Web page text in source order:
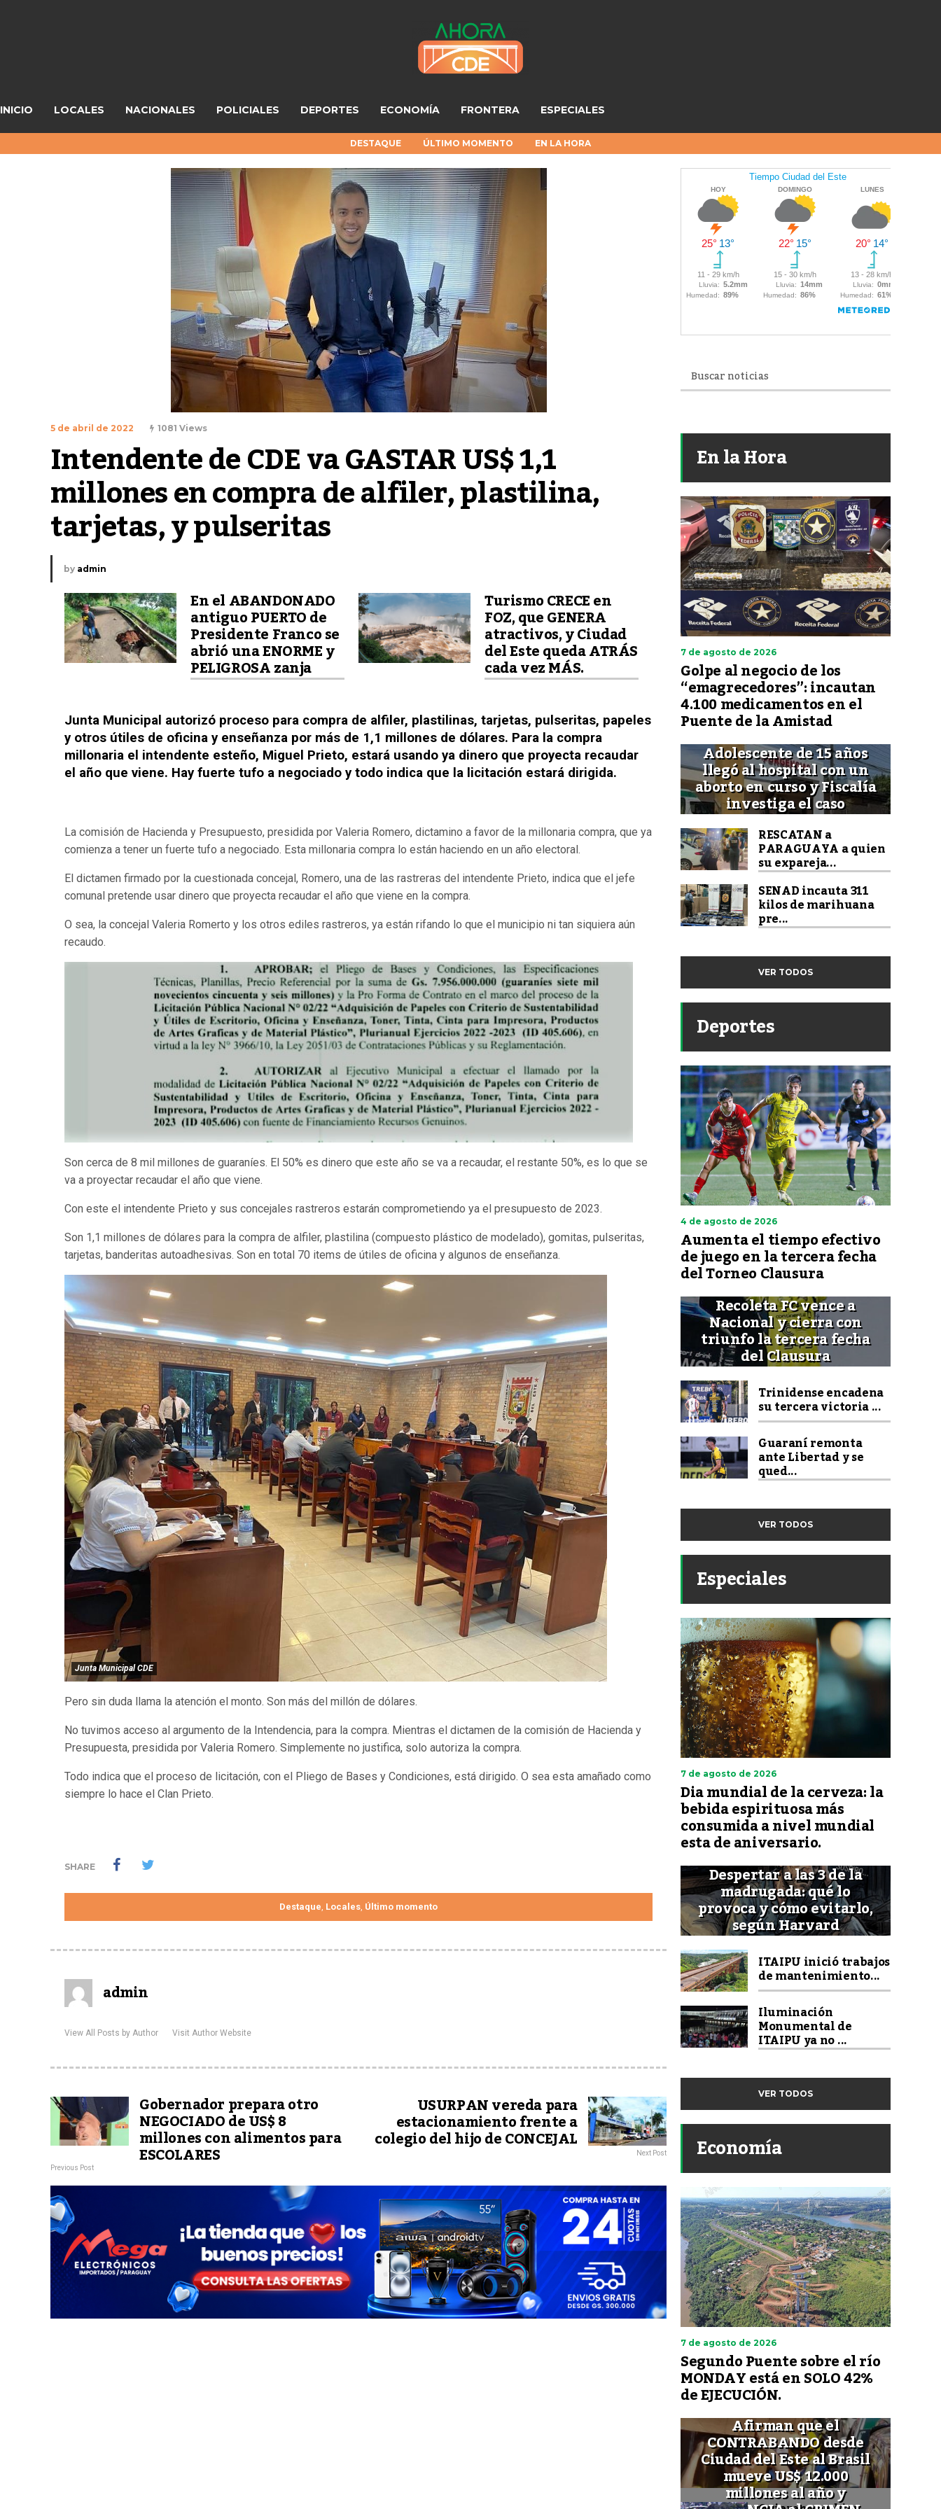
INICIO LOCALES NACIONALES POLICIALES DEPORTES ECONOMÍA FRONTERA ESPECIALES
DESTAQUE ÚLTIMO MOMENTO EN LA HORA
5 de abril de 2022 1081 Views
Intendente de CDE va GASTAR US$ 1,1
millones en compra de alfiler, plastilina,
tarjetas, y pulseritas
by admin
En el ABANDONADO
antiguo PUERTO de
Presidente Franco se
abrió una ENORME y
PELIGROSA zanja
Turismo CRECE en
FOZ, que GENERA
atractivos, y Ciudad
del Este queda ATRÁS
cada vez MÁS.
Junta Municipal autorizó proceso para compra de alfiler, plastilinas, tarjetas, pulseritas, papeles
y otros útiles de oficina y enseñanza por más de 1,1 millones de dólares. Para la compra
millonaria el intendente esteño, Miguel Prieto, estará usando ya dinero que proyecta recaudar
el año que viene. Hay fuerte tufo a negociado y todo indica que la licitación estará dirigida.
La comisión de Hacienda y Presupuesto, presidida por Valeria Romero, dictamino a favor de la millonaria compra, que ya
comienza a tener un fuerte tufo a negociado. Esta millonaria compra lo están haciendo en un año electoral.
El dictamen firmado por la cuestionada concejal, Romero, una de las rastreras del intendente Prieto, indica que el jefe
comunal pretende usar dinero que proyecta recaudar el año que viene en la compra.
O sea, la concejal Valeria Romerto y los otros ediles rastreros, ya están rifando lo que el municipio ni tan siquiera aún
recaudo.
Son cerca de 8 mil millones de guaraníes. El 50% es dinero que este año se va a recaudar, el restante 50%, es lo que se
va a proyectar recaudar el año que viene.
Con este el intendente Prieto y sus concejales rastreros estarán comprometiendo ya el presupuesto de 2023.
Son 1,1 millones de dólares para la compra de alfiler, plastilina (compuesto plástico de modelado), gomitas, pulseritas,
tarjetas, banderitas autoadhesivas. Son en total 70 items de útiles de oficina y algunos de enseñanza.
Junta Municipal CDE
Pero sin duda llama la atención el monto. Son más del millón de dólares.
No tuvimos acceso al argumento de la Intendencia, para la compra. Mientras el dictamen de la comisión de Hacienda y
Presupuesta, presidida por Valeria Romero. Simplemente no justifica, solo autoriza la compra.
Todo indica que el proceso de licitación, con el Pliego de Bases y Condiciones, está dirigido. O sea esta amañado como
siempre lo hace el Clan Prieto.
SHARE
Destaque, Locales, Último momento
admin
View All Posts by Author Visit Author Website
Gobernador prepara otro
NEGOCIADO de US$ 8
millones con alimentos para
ESCOLARES
Previous Post
USURPAN vereda para
estacionamiento frente a
colegio del hijo de CONCEJAL Next Post
En la Hora
7 de agosto de 2026
Golpe al negocio de los
“emagrecedores”: incautan
4.100 medicamentos en el
Puente de la Amistad
Adolescente de 15 años
llegó al hospital con un
aborto en curso y Fiscalía
investiga el caso
RESCATAN a
PARAGUAYA a quien
su expareja...
SENAD incauta 311
kilos de marihuana
pre...
VER TODOS
Deportes
4 de agosto de 2026
Aumenta el tiempo efectivo
de juego en la tercera fecha
del Torneo Clausura
Recoleta FC vence a
Nacional y cierra con
triunfo la tercera fecha
del Clausura
Trinidense encadena
su tercera victoria ...
Guaraní remonta
ante Libertad y se
qued...
VER TODOS
Especiales
7 de agosto de 2026
Dia mundial de la cerveza: la
bebida espirituosa más
consumida a nivel mundial
esta de aniversario.
Despertar a las 3 de la
madrugada: qué lo
provoca y cómo evitarlo,
según Harvard
ITAIPU inició trabajos
de mantenimiento...
Iluminación
Monumental de
ITAIPU ya no ...
VER TODOS
Economía
7 de agosto de 2026
Segundo Puente sobre el río
MONDAY está en SOLO 42%
de EJECUCIÓN.
Afirman que el
CONTRABANDO desde
Ciudad del Este al Brasil
mueve US$ 12.000
millones al año y